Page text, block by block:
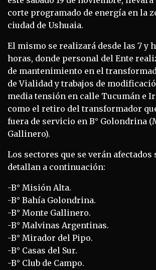
corte programado de energía en la
ciudad de Ushuaia.
El mismo se realizará desde las 7 y
horas, donde personal del Ente
de mantenimiento en el
de Vialidad y trabajos de
media tensión en calle Tucumán e
como el retiro del transformador
fuera de servicio en B° Golondrina
Gallinero).
Los sectores que se verán afectados
detallan a continuación:
-B° Misión Alta.
-B° Bahía Golondrina.
-B° Monte Gallinero.
-B° Malvinas Argentinas.
-B° Mirador del Pipo.
-B° Casas del Sur.
-B° Club de Campo.